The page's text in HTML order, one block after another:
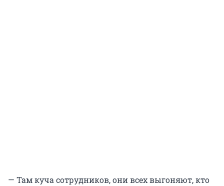
— Там куча сотрудников, они всех выгоняют, кто